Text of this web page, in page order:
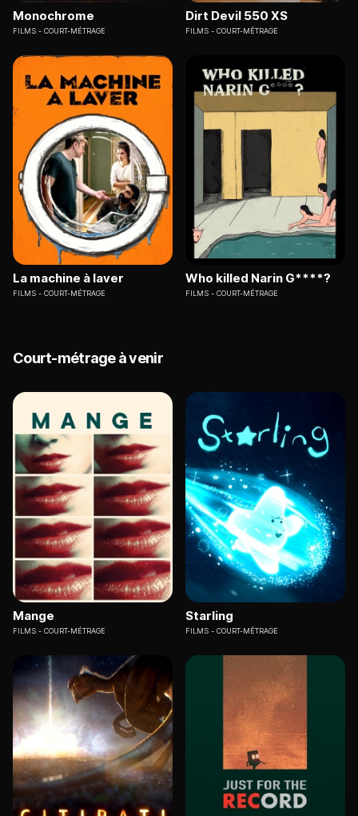
Monochrome
FILMS COURT-MÉTRAGE
Dirt Devil 550 XS
FILMS COURT-MÉTRAGE
La machine à laver
FILMS COURT-MÉTRAGE
Who killed Narin G****?
FILMS COURT-MÉTRAGE
Court-métrage à venir
Mange
FILMS COURT-MÉTRAGE
Starling
FILMS COURT-MÉTRAGE